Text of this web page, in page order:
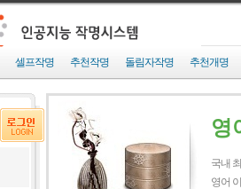
셀프작명 추천작명 돌림자작명 추천개명
영
국내
영어